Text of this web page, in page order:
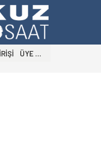
ÜYE GİRİŞİ ÜYE OL